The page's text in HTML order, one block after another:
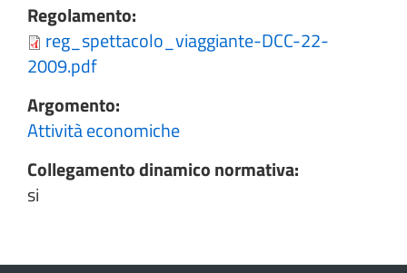
Regolamento:
reg_spettacolo_viaggiante-DCC-22-
2009.pdf
Argomento:
Attività economiche
Collegamento dinamico normativa:
si